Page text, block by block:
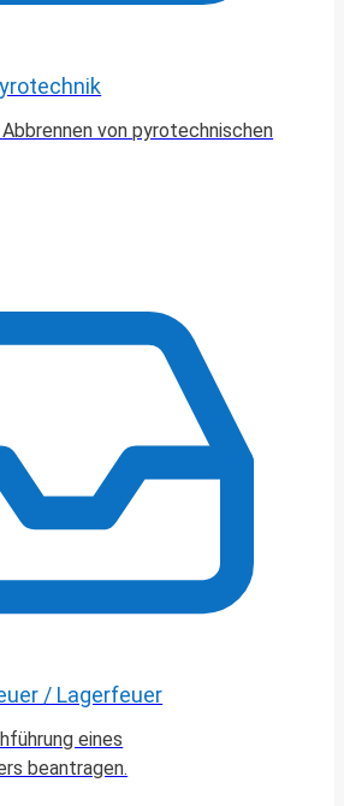
von pyrotechnischen
/ Lagerfeuer
eines
beantragen.